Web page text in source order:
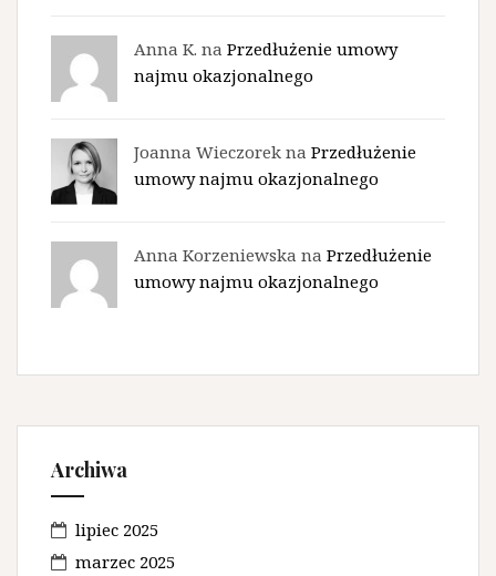
Anna K. na Przedłużenie umowy
najmu okazjonalnego
Joanna Wieczorek na Przedłużenie
umowy najmu okazjonalnego
Anna Korzeniewska na Przedłużenie
umowy najmu okazjonalnego
Archiwa
lipiec 2025
marzec 2025